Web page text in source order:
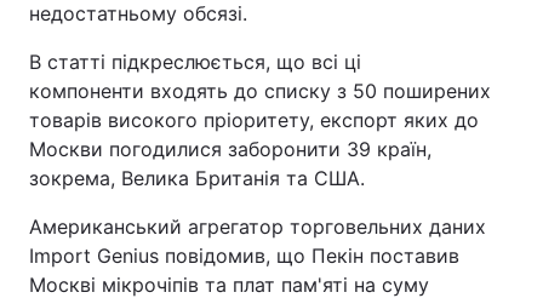
недостатньому обсязі.
В статті підкреслюється, що всі ці
компоненти входять до списку з 50 поширених
товарів високого пріоритету, експорт яких до
Москви погодилися заборонити 39 країн,
зокрема, Велика Британія та США.
Американський агрегатор торговельних даних
Import Genius повідомив, що Пекін поставив
Москві мікрочіпів та плат пам'яті на суму